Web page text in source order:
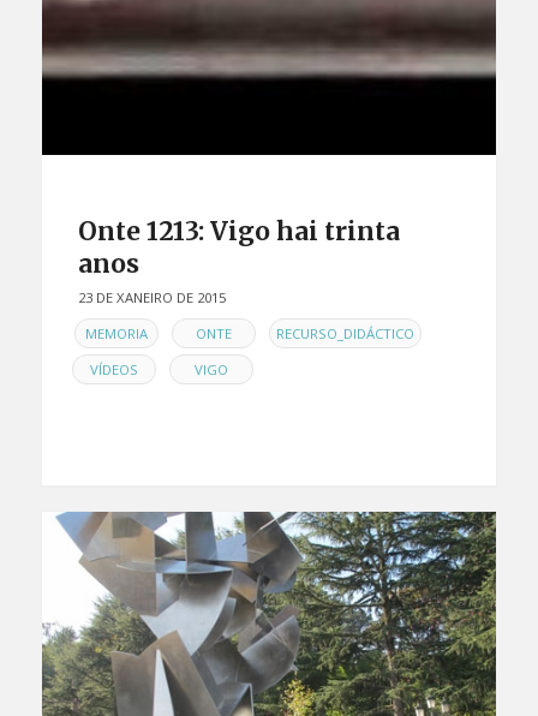
Onte 1213: Vigo hai trinta
anos
23 DE XANEIRO DE 2015
EN MEMORIA , ONTE , RECURSO_DIDÁCTICO ,
VÍDEOS , VIGO